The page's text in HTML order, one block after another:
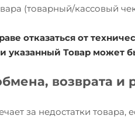
(товарный/кассовый
отказаться от
указанный Товар может
возврата и
за недостатки